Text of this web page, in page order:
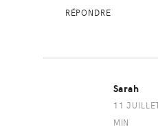
RÉPONDRE
Sarah
11
MIN